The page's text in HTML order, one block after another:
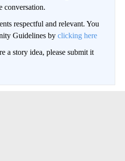
conversation.
respectful and relevant. You
Guidelines by clicking here
a story idea, please submit it